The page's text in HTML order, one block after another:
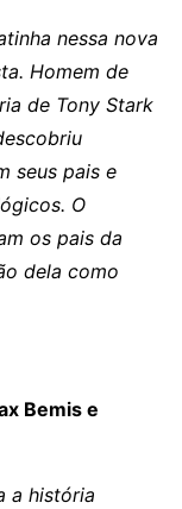
nessa nova
Homem de
de Tony Stark
seus pais e
O
os pais da
dela como
Bemis e
a história